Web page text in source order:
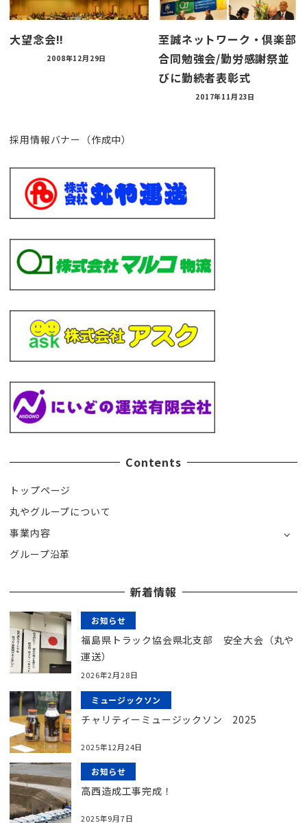
大望念会!!
2008年12月29日
至誠ネットワーク・倶楽部
合同勉強会/勤労感謝祭並
びに勤続者表彰式
2017年11月23日
採用情報バナー（作成中）
Contents
トップページ
丸やグループについて
事業内容
グループ沿革
新着情報
お知らせ
福島県トラック協会県北支部 安全大会（丸や
運送）
2026年2月28日
ミュージックソン
チャリティーミュージックソン 2025
2025年12月24日
お知らせ
高西造成工事完成！
2025年9月7日